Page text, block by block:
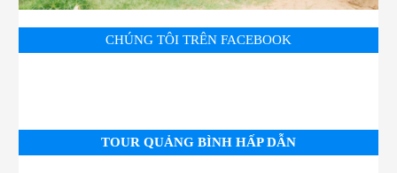
CHÚNG TÔI TRÊN FACEBOOK
TOUR QUẢNG BÌNH HẤP DẪN